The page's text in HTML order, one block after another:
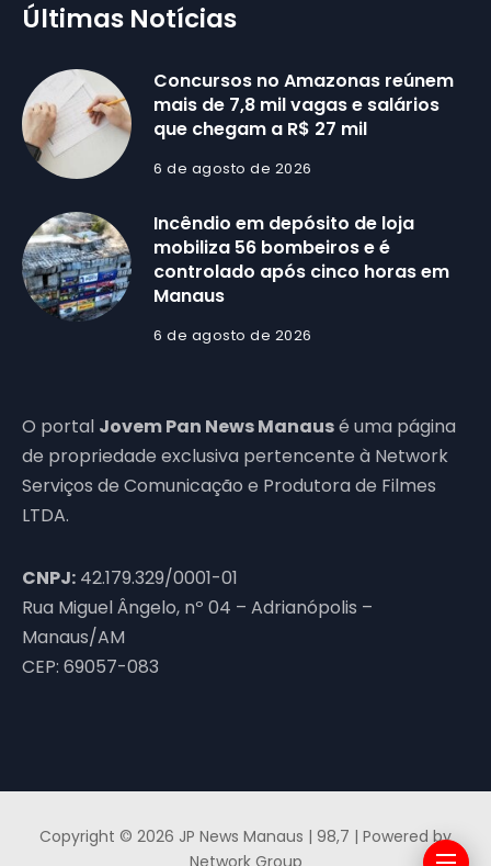
Últimas Notícias
Concursos no Amazonas reúnem
mais de 7,8 mil vagas e salários
que chegam a R$ 27 mil
6 de agosto de 2026
Incêndio em depósito de loja
mobiliza 56 bombeiros e é
controlado após cinco horas em
Manaus
6 de agosto de 2026
O portal Jovem Pan News Manausé uma página
de propriedade exclusiva pertencente à Network
Serviços de Comunicação e Produtora de Filmes
LTDA.
CNPJ: 42.179.329/0001-01
Rua Miguel Ângelo, nº 04 – Adrianópolis –
Manaus/AM
CEP: 69057-083
Copyright © 2026 JP News Manaus | 98,7 | Powered by